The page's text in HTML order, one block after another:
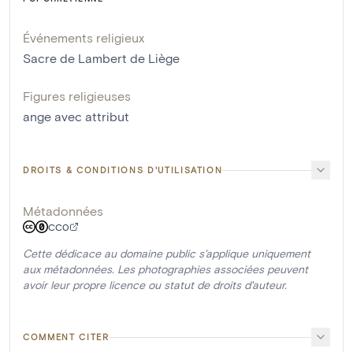
Événements religieux
Sacre de Lambert de Liège
Figures religieuses
ange avec attribut
DROITS & CONDITIONS D'UTILISATION
Métadonnées
CC0
Cette dédicace au domaine public s'applique uniquement
aux métadonnées. Les photographies associées peuvent
avoir leur propre licence ou statut de droits d'auteur.
COMMENT CITER